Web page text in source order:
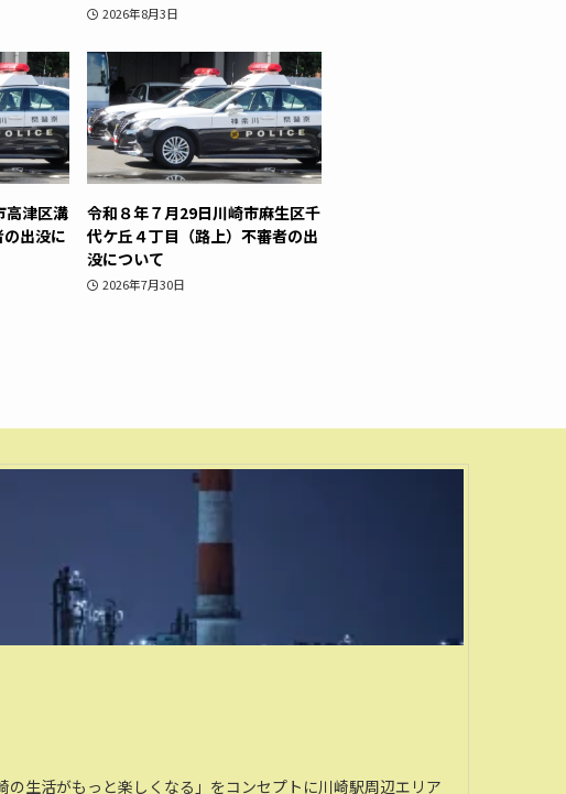
2026年8月3日
高津区溝
出没に
令和８年７月29日川崎市麻生区千
代ケ丘４丁目（路上）不審者の出
没について
2026年7月30日
生活がもっと楽しくなる」をコンセプトに川崎駅周辺エリア